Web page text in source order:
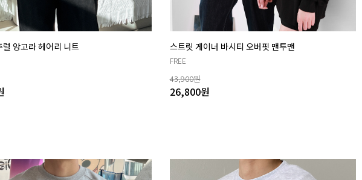
앙고라 헤어리 니트 스트릿 게이너 바시티 오버핏 맨투맨
FREE
43,900원
26,800원